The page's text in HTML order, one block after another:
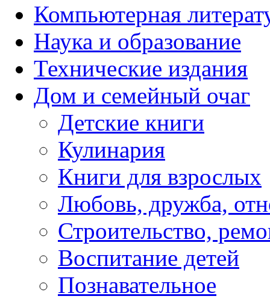
Компьютерная
Наука и образование
Технические издания
Дом и семейный очаг
Детские книги
Кулинария
Книги для взрослых
Любовь, дружба,
Строительство,
Воспитание детей
Познавательное